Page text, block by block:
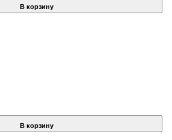
В корзину
В корзину